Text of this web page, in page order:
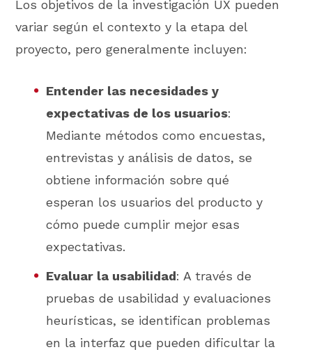
Los objetivos de la investigación UX pueden
variar según el contexto y la etapa del
proyecto, pero generalmente incluyen:
Entender las necesidades y
expectativas de los usuarios:
Mediante métodos como encuestas,
entrevistas y análisis de datos, se
obtiene información sobre qué
esperan los usuarios del producto y
cómo puede cumplir mejor esas
expectativas.
Evaluar la usabilidad: A través de
pruebas de usabilidad y evaluaciones
heurísticas, se identifican problemas
en la interfaz que pueden dificultar la